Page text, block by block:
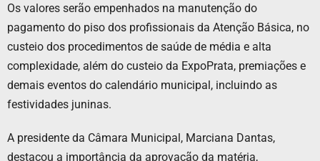
Os valores serão empenhados na manutenção do
pagamento do piso dos profissionais da Atenção Básica, no
custeio dos procedimentos de saúde de média e alta
complexidade, além do custeio da ExpoPrata, premiações e
demais eventos do calendário municipal, incluindo as
festividades juninas.
A presidente da Câmara Municipal, Marciana Dantas,
destacou a importância da aprovação da matéria,